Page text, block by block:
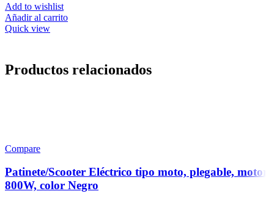
Add to wishlist
Añadir al carrito
Quick view
Productos relacionados
Compare
Patinete/Scooter Eléctrico tipo moto, plegable, motor
800W, color Negro